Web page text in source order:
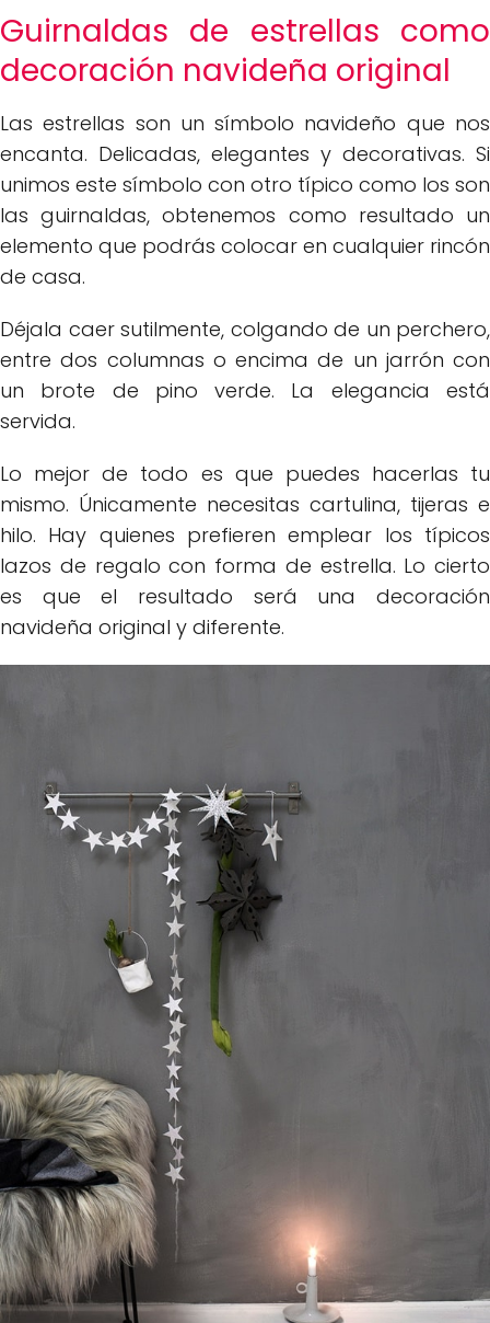
Guirnaldas de estrellas como
decoración navideña original
Las estrellas son un símbolo navideño que nos
encanta. Delicadas, elegantes y decorativas. Si
unimos este símbolo con otro típico como los son
las guirnaldas, obtenemos como resultado un
elemento que podrás colocar en cualquier rincón
de casa.
Déjala caer sutilmente, colgando de un perchero,
entre dos columnas o encima de un jarrón con
un brote de pino verde. La elegancia está
servida.
Lo mejor de todo es que puedes hacerlas tu
mismo. Únicamente necesitas cartulina, tijeras e
hilo. Hay quienes prefieren emplear los típicos
lazos de regalo con forma de estrella. Lo cierto
es que el resultado será una decoración
navideña original y diferente.